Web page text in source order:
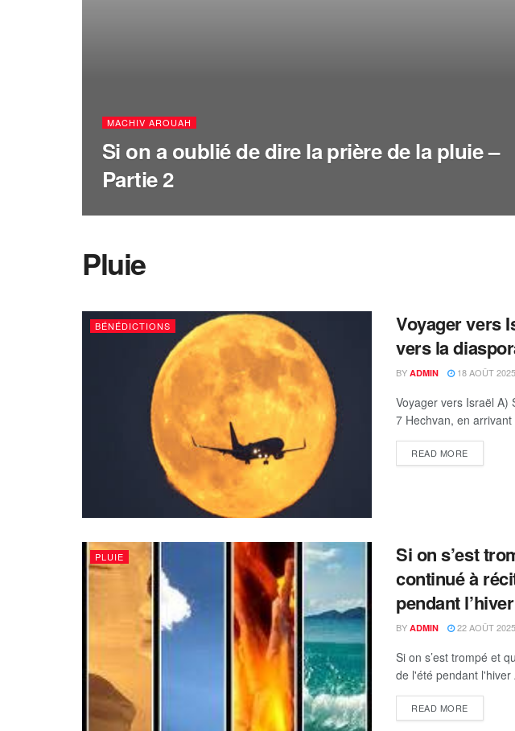
MACHIV AROUAH
Si on a oublié de dire la prière de la pluie –
Partie 2
Pluie
BÉNÉDICTIONS
Voyager vers
vers la
BY ADMIN 18 AOÛT 2025
Voyager vers Israël A)
7 Hechvan, en
READ MOREDETAILS
PLUIE
Si on s’est
continué à
pendant l’hiver
BY ADMIN 22 AOÛT 2025
Si on s’est trompé et
de l'été pendant
READ MOREDETAILS